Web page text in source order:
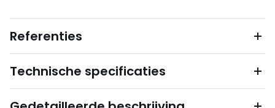
Referenties
Technische specificaties